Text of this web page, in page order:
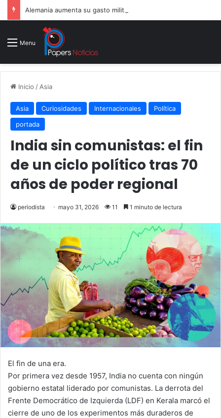
Menu
Inicio / Asia
Asia Curiosidades Internacionales
Política
portada
India sin comunistas: el fin
de un ciclo político tras 70
años de poder regional
periodista mayo 31, 2026 11 1 minuto de lectura
El fin de una era.
Por primera vez desde 1957, India no cuenta con ningún
gobierno estatal liderado por comunistas. La derrota del
Frente Democrático de Izquierda (LDF) en Kerala marcó el
cierre de uno de los experimentos más duraderos de